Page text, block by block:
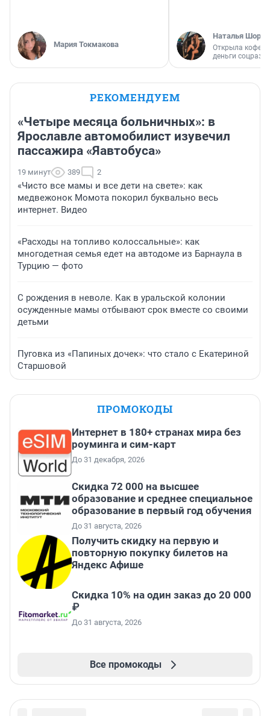
Мария Токмакова
Наталья
Открыла
деньги
РЕКОМЕНДУЕМ
«Четыре месяца больничных»: в
Ярославле автомобилист изувечил
пассажира «Яавтобуса»
19 минут 389 2
«Чисто все мамы и все дети на свете»: как
медвежонок Момота покорил буквально весь
интернет. Видео
«Расходы на топливо колоссальные»: как
многодетная семья едет на автодоме из Барнаула в
Турцию — фото
С рождения в неволе. Как в уральской колонии
осужденные мамы отбывают срок вместе со своими
детьми
Пуговка из «Папиных дочек»: что стало с Екатериной
Старшовой
ПРОМОКОДЫ
Интернет в 180+ странах мира без
роуминга и сим-карт
До 31 декабря, 2026
Скидка 72 000 на высшее
образование и среднее специальное
образование в первый год обучения
До 31 августа, 2026
Получить скидку на первую и
повторную покупку билетов на
Яндекс Афише
Скидка 10% на один заказ до 20 000
₽
До 31 августа, 2026
Все промокоды